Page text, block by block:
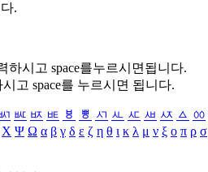
.
하시고 space를누르시면됩니다.
고 space를 누르시면 됩니다.
ㅵ ㅶ ㅷ ㅸ ㅹ ㅺ ㅻ ㅼ ㅽ ㅾ ㅿ ㆀ
Χ Ψ Ω α β γ δ ε ζ η θ ι κ λ μ ν ξ ο π ρ σ